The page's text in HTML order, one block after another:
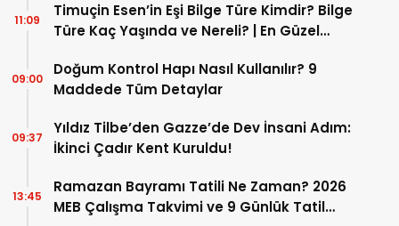
Timuçin Esen’in Eşi Bilge Türe Kimdir? Bilge
Türe Kaç Yaşında ve Nereli? | En Güzel
11:09
Doğum Kontrol Hapı Nasıl Kullanılır? 9
Maddede Tüm Detaylar
09:00
Yıldız Tilbe’den Gazze’de Dev İnsani Adım:
İkinci Çadır Kent Kuruldu!
09:37
Ramazan Bayramı Tatili Ne Zaman? 2026
MEB Çalışma Takvimi ve 9 Günlük Tatil
13:45